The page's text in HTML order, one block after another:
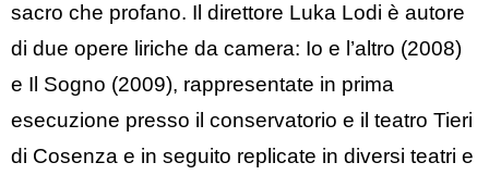
sacro che profano. Il direttore Luka Lodi è autore
di due opere liriche da camera: Io e l’altro (2008)
e Il Sogno (2009), rappresentate in prima
esecuzione presso il conservatorio e il teatro Tieri
di Cosenza e in seguito replicate in diversi teatri e